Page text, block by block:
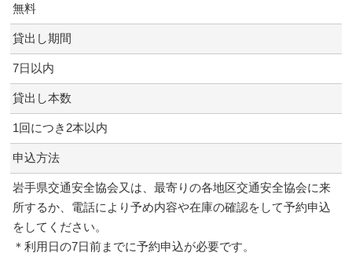
無料
貸出し期間
7日以内
貸出し本数
1回につき2本以内
申込方法
岩手県交通安全協会又は、最寄りの各地区交通安全協会に来
所するか、電話により予め内容や在庫の確認をして予約申込
をしてください。
＊利用日の7日前までに予約申込が必要です。